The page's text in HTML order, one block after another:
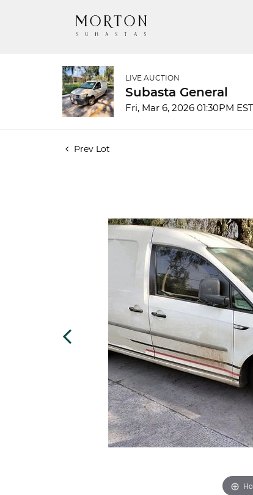
LIVE AUCTION
Subasta General
Fri, Mar 6, 2026 01:30PM EST
Prev Lot